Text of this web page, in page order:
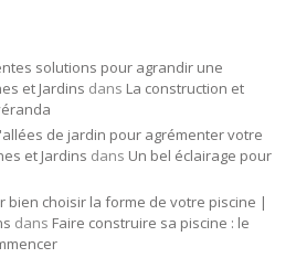
solutions pour agrandir une
et Jardins dans La construction et
de jardin pour agrémenter votre
et Jardins dans Un bel éclairage pour
bien choisir la forme de votre piscine |
dans Faire construire sa piscine : le